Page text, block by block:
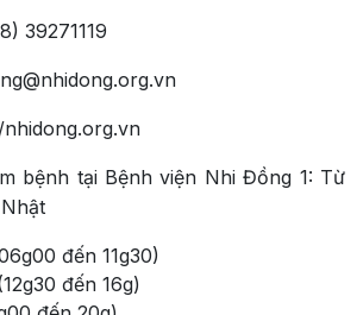
39271119
bệnh tại Bệnh viện Nhi Đồng 1: Từ
đến 11g30)
đến 16g)